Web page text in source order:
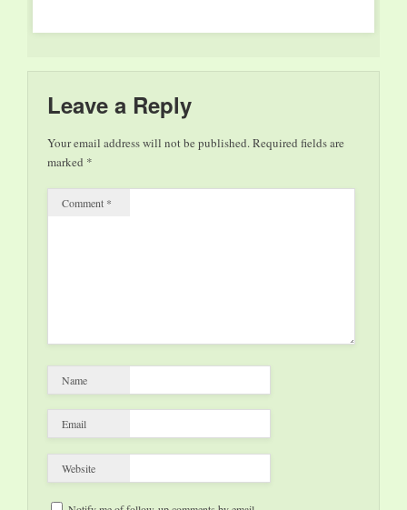
Leave a Reply
Your email address will not be published.Required fields are
marked *
Comment *
Name
Email
Website